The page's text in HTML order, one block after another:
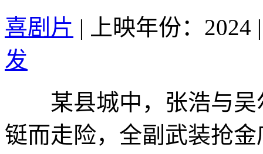
喜剧片 | 上映年份：2024 |
发
某县城中，张浩与吴
铤而走险，全副武装抢